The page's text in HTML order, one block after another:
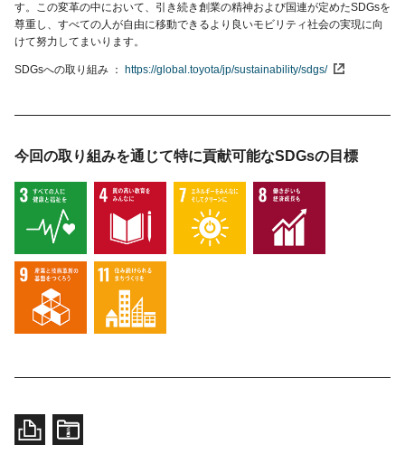
す。この変革の中において、引き続き創業の精神および国連が定めたSDGsを
尊重し、すべての人が自由に移動できるより良いモビリティ社会の実現に向
けて努力してまいります。
SDGsへの取り組み https://global.toyota/jp/sustainability/sdgs/
今回の取り組みを通じて特に貢献可能なSDGsの目標